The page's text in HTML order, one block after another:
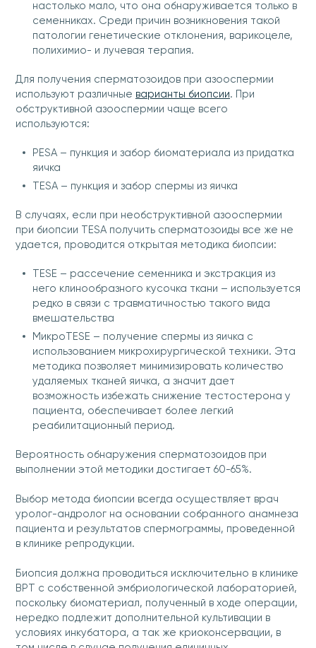
настолько мало, что она обнаруживается только в
семенниках. Среди причин возникновения такой
патологии генетические отклонения, варикоцеле,
полихимио- и лучевая терапия.
Для получения сперматозоидов при азооспермии
используют различные варианты биопсии. При
обструктивной азооспермии чаще всего
используются:
PESA – пункция и забор биоматериала из придатка
яичка
TESA – пункция и забор спермы из яичка
В случаях, если при необструктивной азооспермии
при биопсии TESA получить сперматозоиды все же не
удается, проводится открытая методика биопсии:
TESE – рассечение семенника и экстракция из
него клинообразного кусочка ткани – используется
редко в связи с травматичностью такого вида
вмешательства
МикроTESE – получение спермы из яичка с
использованием микрохирургической техники. Эта
методика позволяет минимизировать количество
удаляемых тканей яичка, а значит дает
возможность избежать снижение тестостерона у
пациента, обеспечивает более легкий
реабилитационный период.
Вероятность обнаружения сперматозоидов при
выполнении этой методики достигает 60-65%.
Выбор метода биопсии всегда осуществляет врач
уролог-андролог на основании собранного анамнеза
пациента и результатов спермограммы, проведенной
в клинике репродукции.
Биопсия должна проводиться исключительно в клинике
ВРТ с собственной эмбриологической лабораторией,
поскольку биоматериал, полученный в ходе операции,
нередко подлежит дополнительной культивации в
условиях инкубатора, а так же криоконсервации, в